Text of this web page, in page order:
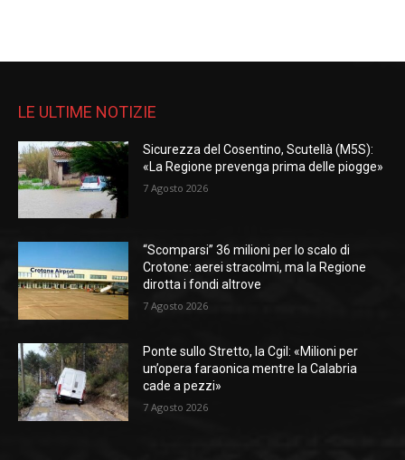
LE ULTIME NOTIZIE
Sicurezza del Cosentino, Scutellà (M5S):
«La Regione prevenga prima delle piogge»
7 Agosto 2026
“Scomparsi” 36 milioni per lo scalo di
Crotone: aerei stracolmi, ma la Regione
dirotta i fondi altrove
7 Agosto 2026
Ponte sullo Stretto, la Cgil: «Milioni per
un’opera faraonica mentre la Calabria
cade a pezzi»
7 Agosto 2026